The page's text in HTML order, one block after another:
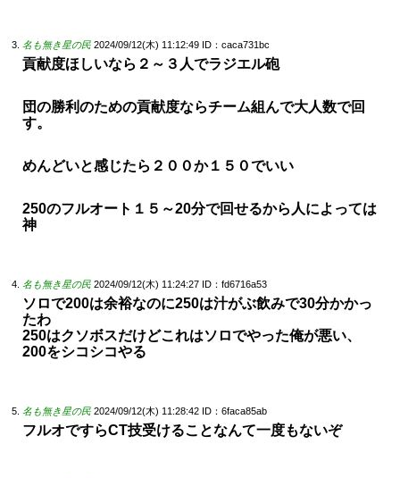
名も無き星の民 2024/09/12(木) 11:12:49 ID：caca731bc
貢献度ほしいなら２～３人でラジエル砲
団の勝利のための貢献度ならチーム組んで大人数で回
す。
めんどいと感じたら２００か１５０でいい
250のフルオート１５～20分で回せるから人によっては
神
名も無き星の民 2024/09/12(木) 11:24:27 ID：fd6716a53
ソロで200は余裕なのに250は汁がぶ飲みで30分かかっ
たわ
250はクソボスだけどこれはソロでやった俺が悪い、
200をシコシコやる
名も無き星の民 2024/09/12(木) 11:28:42 ID：6faca85ab
フルオですらCT技受けることなんて一度もないぞ